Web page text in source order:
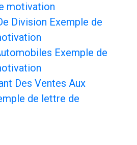
motivation
Division Exemple de
Exemple de
Des Ventes Aux
de lettre de